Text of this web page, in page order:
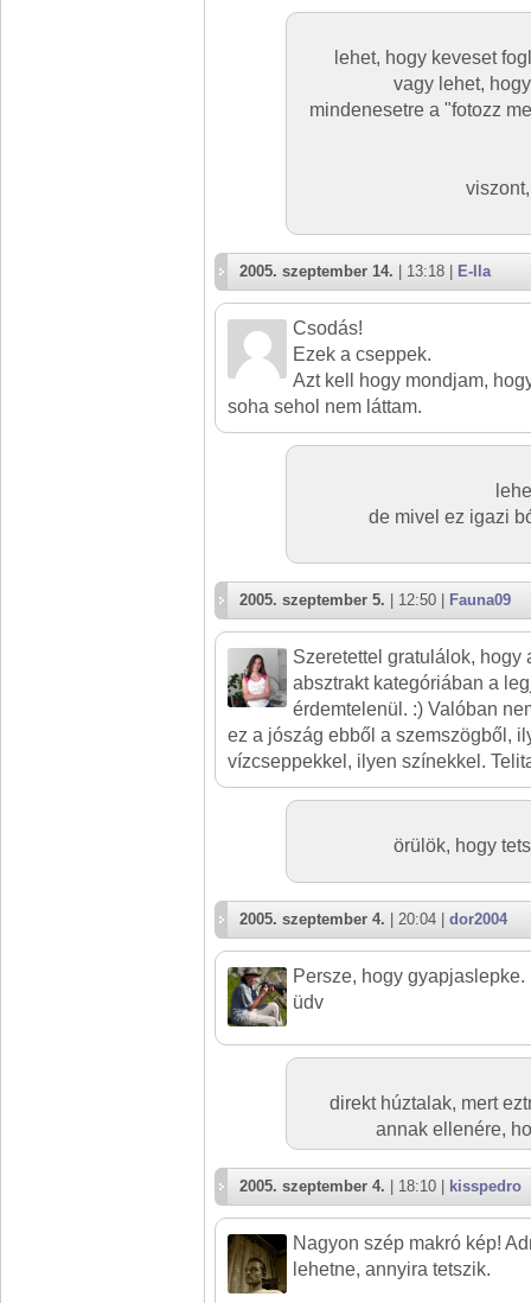
lehet, hogy keveset
vagy lehet,
mindenesetre a "fotozz
2005. szeptember 14. | 13:18 | E-lla
Csodás!
Ezek a cseppek.
Azt kell hogy mondjam,
soha sehol nem láttam.
de mivel ez igazi
2005. szeptember 5. | 12:50 | Fauna09
Szeretettel gratulálok, hogy
absztrakt kategóriában a
érdemtelenül. :) Valóban
ez a jószág ebből a szemszögből,
vízcseppekkel, ilyen színekkel.
örülök, hogy
2005. szeptember 4. | 20:04 | dor2004
Persze, hogy
üdv
direkt húztalak, mert
annak ellenére,
2005. szeptember 4. | 18:10 | kisspedro
Nagyon szép makró kép!
lehetne, annyira tetszik.